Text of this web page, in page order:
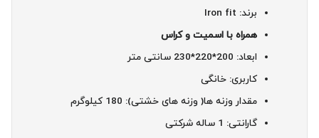
برند: Iron fit
همراه با اسمیت و کراس
ابعاد: 200*220*230 سانتی متر
کاربری: خانگی
مقدار وزنه ها( وزنه های خشتی): 180 کیلوگرم
گارانتی: 1 ساله شرکتی